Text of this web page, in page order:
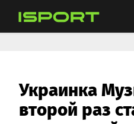
Украинка
второй раз